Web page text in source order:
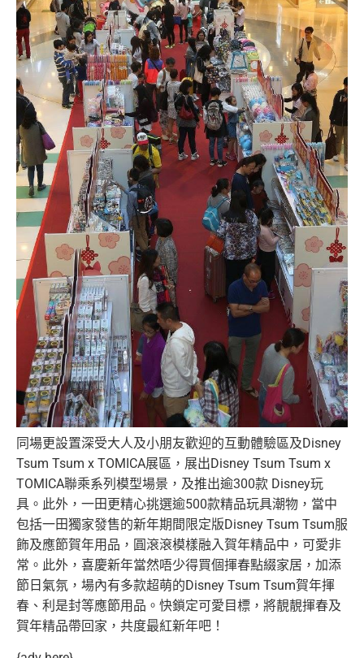
同場更設置深受大人及小朋友歡迎的互動體驗區及Disney
Tsum Tsum x TOMICA展區，展出Disney Tsum Tsum x
TOMICA聯乘系列模型場景，及推出逾300款 Disney玩
具。此外， 一田更精心挑選逾500款精品玩具潮物， 當中
包括一田獨家發售的新年期間限定版Disney Tsum Tsum服
飾及應節賀年用品，圓滾滾模樣融入賀年精品中， 可愛非
常。此外，喜慶新年當然唔少得買個揮春點綴家居， 加添
節日氣氛，場內有多款超萌的Disney Tsum Tsum賀年揮
春、利是封等應節用品。快鎖定可愛目標， 將靚靚揮春及
賀年精品帶回家，共度最紅新年吧！